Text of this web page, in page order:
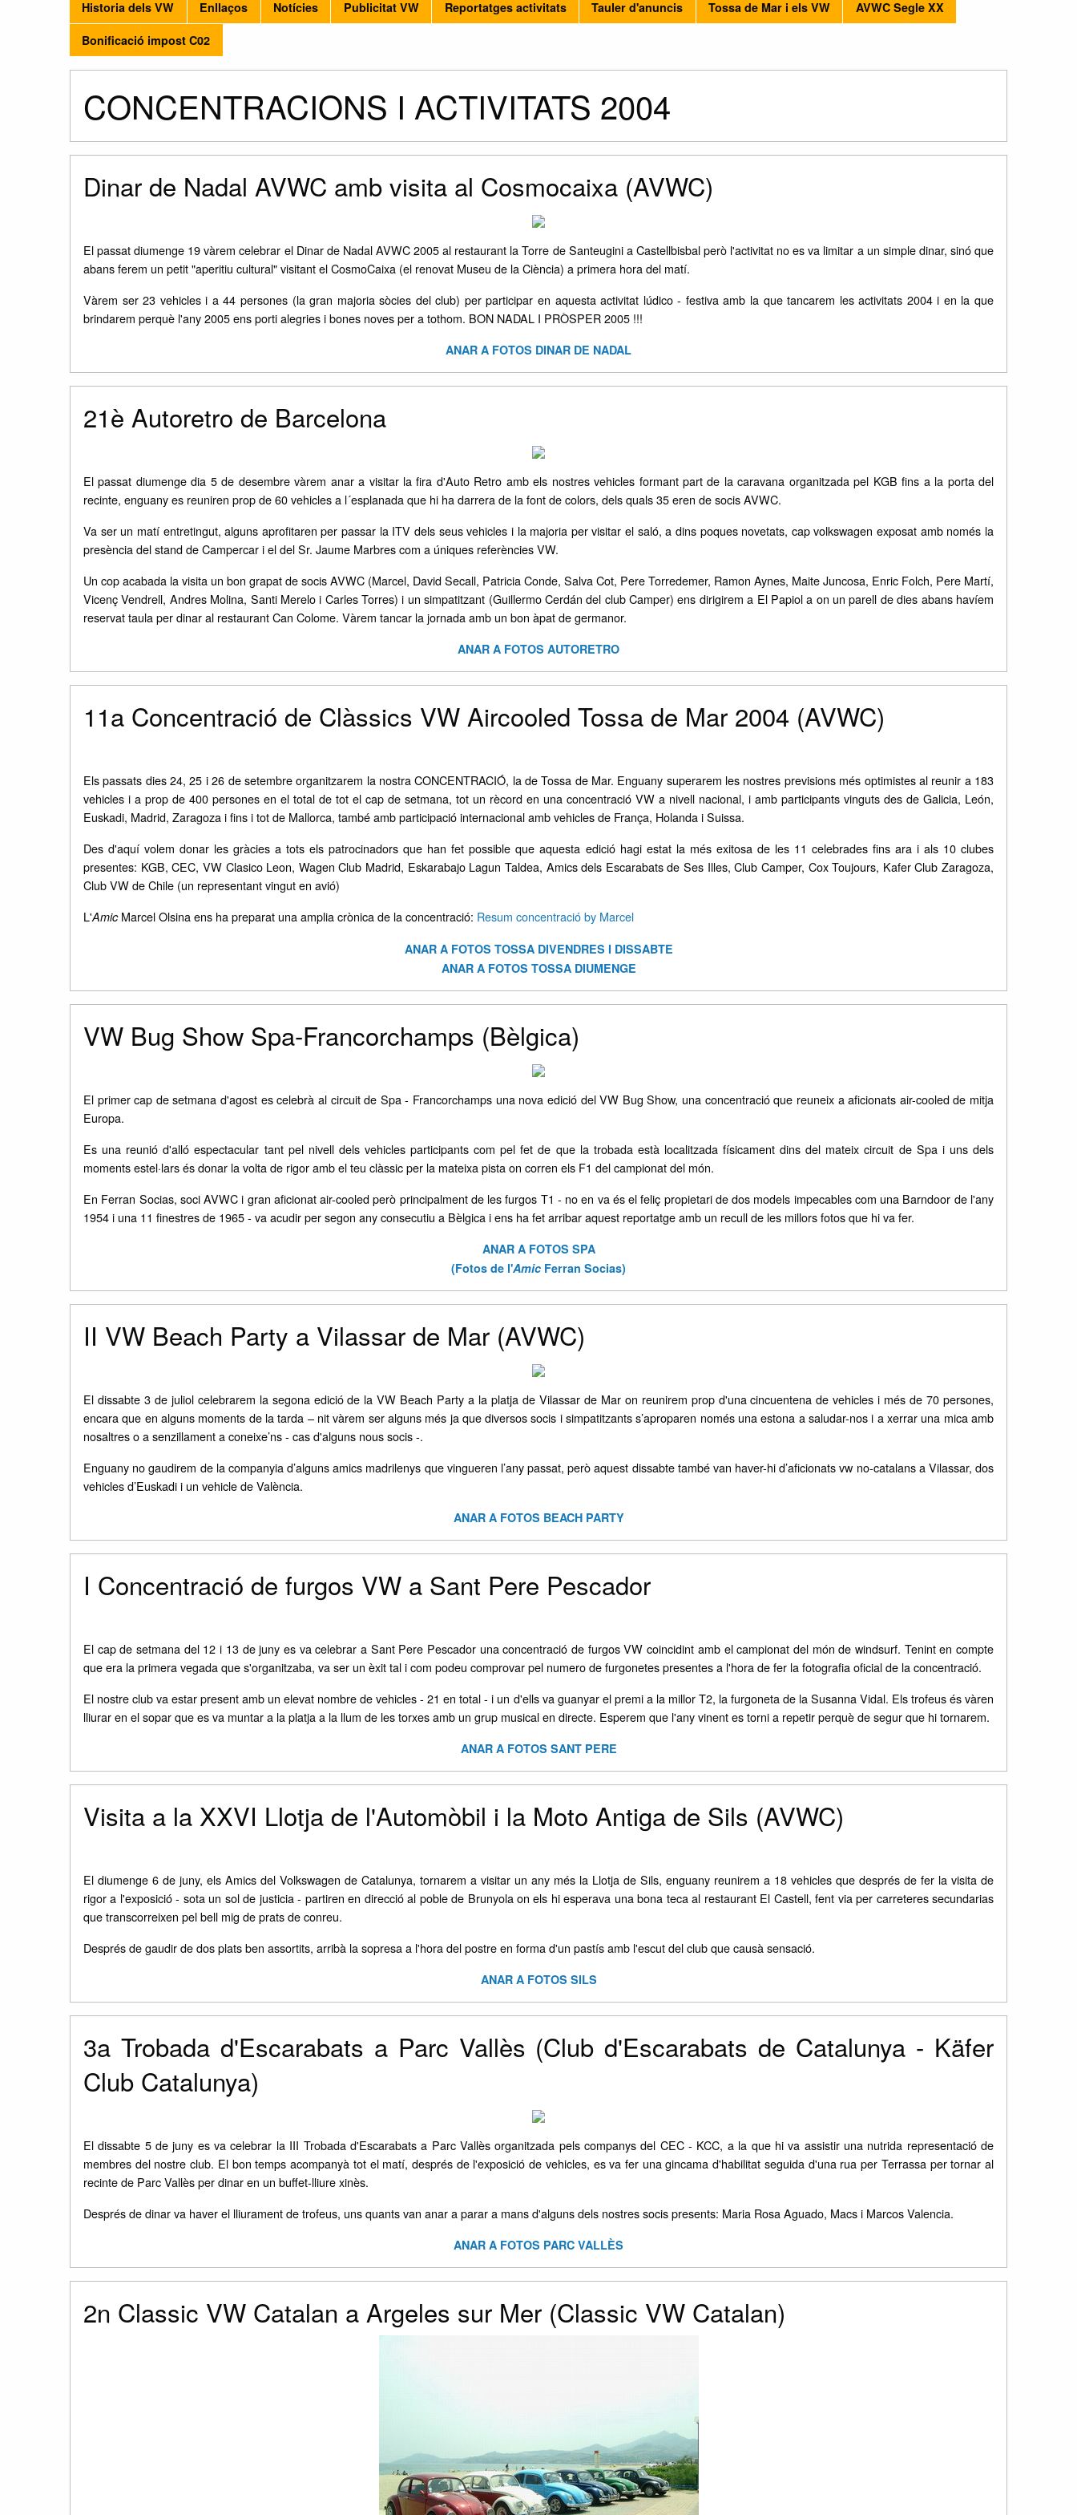
Historia dels VW Enllaços Notícies Publicitat VW Reportatges activitats Tauler d'anuncis Tossa de Mar i els VW AVWC Segle XX
Bonificació impost C02
CONCENTRACIONS I ACTIVITATS 2004
Dinar de Nadal AVWC amb visita al Cosmocaixa (AVWC)
El passat diumenge 19 vàrem celebrar el Dinar de Nadal AVWC 2005 al restaurant la Torre de Santeugini a Castellbisbal però l'activitat no es va limitar a un simple dinar, sinó que
abans ferem un petit "aperitiu cultural" visitant el CosmoCaixa (el renovat Museu de la Ciència) a primera hora del matí.
Vàrem ser 23 vehicles i a 44 persones (la gran majoria sòcies del club) per participar en aquesta activitat lúdico - festiva amb la que tancarem les activitats 2004 i en la que
brindarem perquè l'any 2005 ens porti alegries i bones noves per a tothom. BON NADAL I PRÒSPER 2005 !!!
ANAR A FOTOS DINAR DE NADAL
21è Autoretro de Barcelona
El passat diumenge dia 5 de desembre vàrem anar a visitar la fira d'Auto Retro amb els nostres vehicles formant part de la caravana organitzada pel KGB fins a la porta del
recinte, enguany es reuniren prop de 60 vehicles a l´esplanada que hi ha darrera de la font de colors, dels quals 35 eren de socis AVWC.
Va ser un matí entretingut, alguns aprofitaren per passar la ITV dels seus vehicles i la majoria per visitar el saló, a dins poques novetats, cap volkswagen exposat amb només la
presència del stand de Campercar i el del Sr. Jaume Marbres com a úniques referències VW.
Un cop acabada la visita un bon grapat de socis AVWC (Marcel, David Secall, Patricia Conde, Salva Cot, Pere Torredemer, Ramon Aynes, Maite Juncosa, Enric Folch, Pere Martí,
Vicenç Vendrell, Andres Molina, Santi Merelo i Carles Torres) i un simpatitzant (Guillermo Cerdán del club Camper) ens dirigirem a El Papiol a on un parell de dies abans havíem
reservat taula per dinar al restaurant Can Colome. Vàrem tancar la jornada amb un bon àpat de germanor.
ANAR A FOTOS AUTORETRO
11a Concentració de Clàssics VW Aircooled Tossa de Mar 2004 (AVWC)
Els passats dies 24, 25 i 26 de setembre organitzarem la nostra CONCENTRACIÓ, la de Tossa de Mar. Enguany superarem les nostres previsions més optimistes al reunir a 183
vehicles i a prop de 400 persones en el total de tot el cap de setmana, tot un rècord en una concentració VW a nivell nacional, i amb participants vinguts des de Galicia, León,
Euskadi, Madrid, Zaragoza i fins i tot de Mallorca, també amb participació internacional amb vehicles de França, Holanda i Suissa.
Des d'aquí volem donar les gràcies a tots els patrocinadors que han fet possible que aquesta edició hagi estat la més exitosa de les 11 celebrades fins ara i als 10 clubes
presentes: KGB, CEC, VW Clasico Leon, Wagen Club Madrid, Eskarabajo Lagun Taldea, Amics dels Escarabats de Ses Illes, Club Camper, Cox Toujours, Kafer Club Zaragoza,
Club VW de Chile (un representant vingut en avió)
L'AmicMarcel Olsina ens ha preparat una amplia crònica de la concentració: Resum concentració by Marcel
ANAR A FOTOS TOSSA DIVENDRES I DISSABTE
ANAR A FOTOS TOSSA DIUMENGE
VW Bug Show Spa-Francorchamps (Bèlgica)
El primer cap de setmana d'agost es celebrà al circuit de Spa - Francorchamps una nova edició del VW Bug Show, una concentració que reuneix a aficionats air-cooled de mitja
Europa.
Es una reunió d'alló espectacular tant pel nivell dels vehicles participants com pel fet de que la trobada està localitzada físicament dins del mateix circuit de Spa i uns dels
moments estel·lars és donar la volta de rigor amb el teu clàssic per la mateixa pista on corren els F1 del campionat del món.
En Ferran Socias, soci AVWC i gran aficionat air-cooled però principalment de les furgos T1 - no en va és el feliç propietari de dos models impecables com una Barndoor de l'any
1954 i una 11 finestres de 1965 - va acudir per segon any consecutiu a Bèlgica i ens ha fet arribar aquest reportatge amb un recull de les millors fotos que hi va fer.
ANAR A FOTOS SPA
(Fotos de l'Amic Ferran Socias)
II VW Beach Party a Vilassar de Mar (AVWC)
El dissabte 3 de juliol celebrarem la segona edició de la VW Beach Party a la platja de Vilassar de Mar on reunirem prop d'una cincuentena de vehicles i més de 70 persones,
encara que en alguns moments de la tarda – nit vàrem ser alguns més ja que diversos socis i simpatitzants s’aproparen només una estona a saludar-nos i a xerrar una mica amb
nosaltres o a senzillament a coneixe’ns - cas d'alguns nous socis -.
Enguany no gaudirem de la companyia d’alguns amics madrilenys que vingueren l’any passat, però aquest dissabte també van haver-hi d’aficionats vw no-catalans a Vilassar, dos
vehicles d’Euskadi i un vehicle de València.
ANAR A FOTOS BEACH PARTY
I Concentració de furgos VW a Sant Pere Pescador
El cap de setmana del 12 i 13 de juny es va celebrar a Sant Pere Pescador una concentració de furgos VW coincidint amb el campionat del món de windsurf. Tenint en compte
que era la primera vegada que s'organitzaba, va ser un èxit tal i com podeu comprovar pel numero de furgonetes presentes a l'hora de fer la fotografia oficial de la concentració.
El nostre club va estar present amb un elevat nombre de vehicles - 21 en total - i un d'ells va guanyar el premi a la millor T2, la furgoneta de la Susanna Vidal. Els trofeus és vàren
lliurar en el sopar que es va muntar a la platja a la llum de les torxes amb un grup musical en directe. Esperem que l'any vinent es torni a repetir perquè de segur que hi tornarem.
ANAR A FOTOS SANT PERE
Visita a la XXVI Llotja de l'Automòbil i la Moto Antiga de Sils (AVWC)
El diumenge 6 de juny, els Amics del Volkswagen de Catalunya, tornarem a visitar un any més la Llotja de Sils, enguany reunirem a 18 vehicles que després de fer la visita de
rigor a l'exposició - sota un sol de justicia - partiren en direcció al poble de Brunyola on els hi esperava una bona teca al restaurant El Castell, fent via per carreteres secundarias
que transcorreixen pel bell mig de prats de conreu.
Després de gaudir de dos plats ben assortits, arribà la sopresa a l'hora del postre en forma d'un pastís amb l'escut del club que causà sensació.
ANAR A FOTOS SILS
3a Trobada d'Escarabats a Parc Vallès (Club d'Escarabats de Catalunya - Käfer
Club Catalunya)
El dissabte 5 de juny es va celebrar la III Trobada d'Escarabats a Parc Vallès organitzada pels companys del CEC - KCC, a la que hi va assistir una nutrida representació de
membres del nostre club. El bon temps acompanyà tot el matí, després de l'exposició de vehicles, es va fer una gincama d'habilitat seguida d'una rua per Terrassa per tornar al
recinte de Parc Vallès per dinar en un buffet-lliure xinès.
Després de dinar va haver el lliurament de trofeus, uns quants van anar a parar a mans d'alguns dels nostres socis presents: Maria Rosa Aguado, Macs i Marcos Valencia.
ANAR A FOTOS PARC VALLÈS
2n Classic VW Catalan a Argeles sur Mer (Classic VW Catalan)